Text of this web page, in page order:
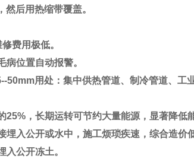
后用热缩带覆盖。
费用极低。
位置自动报警。
用处：集中供热管道、制冷管道、工业
，长期运转可节约大量能源，显著降低能
入公开或水中，施工烦琐疾速，综合造价低
公开冻土。